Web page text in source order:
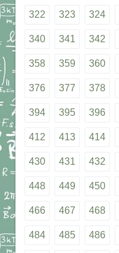
322 323 324
340 341 342
358 359 360
376 377 378
394 395 396
412 413 414
430 431 432
448 449 450
466 467 468
484 485 486